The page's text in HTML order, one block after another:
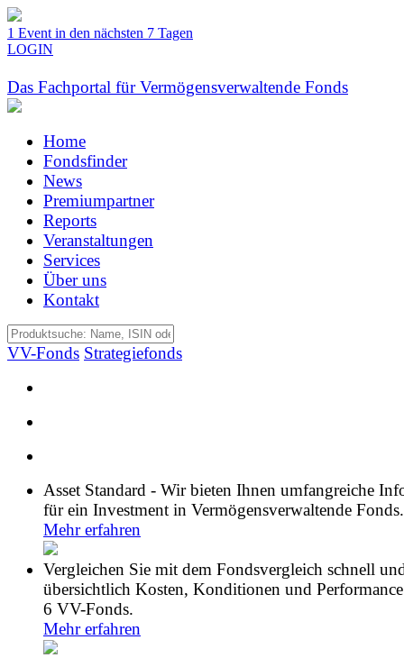
1 Event in den nächsten 7 Tagen
LOGIN
Das Fachportal für Vermögensverwaltende Fonds
Home
Fondsfinder
News
Premiumpartner
Reports
Veranstaltungen
Services
Über uns
Kontakt
VV-Fonds Strategiefonds
Asset Standard - Wir bieten Ihnen umfangreiche
für ein Investment in Vermögensverwaltende Fonds.
Mehr erfahren
Vergleichen Sie mit dem Fondsvergleich schnell
übersichtlich Kosten, Konditionen und
6 VV-Fonds.
Mehr erfahren